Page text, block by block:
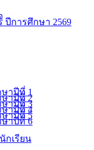
ปีการศึกษา 2569
าปีที่ 1
าปีที่ 2
าปีที่ 3
าปีที่ 4
าปีที่ 5
าปีที่ 6
กเรียน